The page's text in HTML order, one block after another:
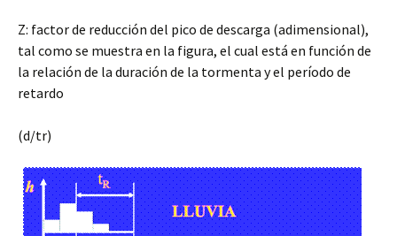
Z: factor de reducción del pico de descarga (adimensional),
tal como se muestra en la figura, el cual está en función de
la relación de la duración de la tormenta y el período de
retardo
(d/tr)